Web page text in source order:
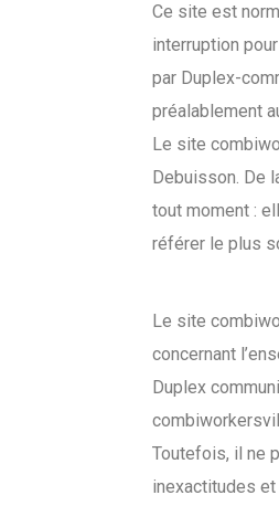
Ce site est
interruption
par Duplex-
préalablement
Le site
Debuisson. De
tout moment :
référer le plus
Le site
concernant
Duplex
Toutefois, il ne
inexactitudes